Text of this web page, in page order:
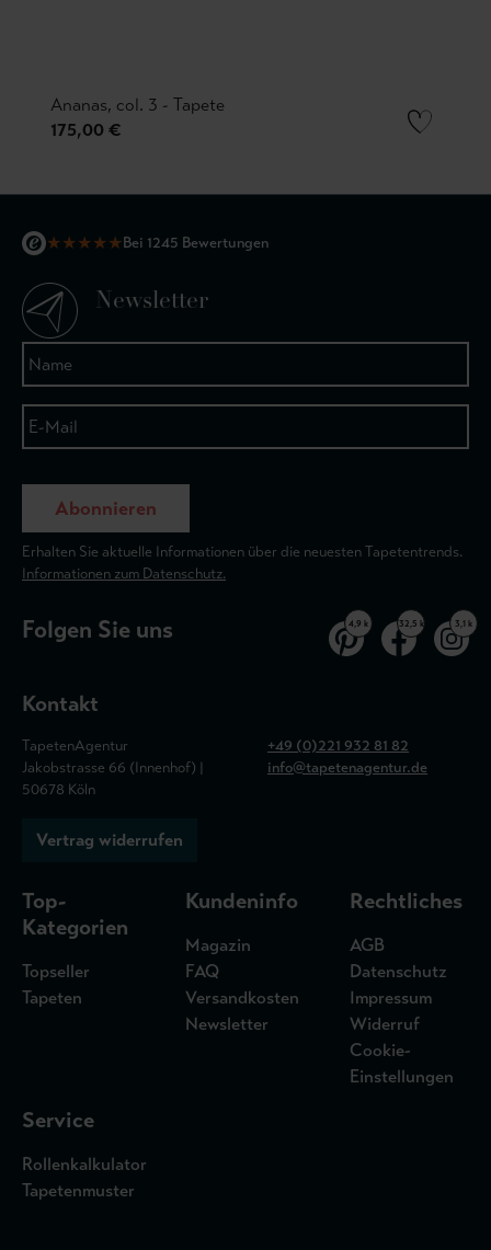
Ananas, col. 3 - Tapete
175,00 €
★★★★★Bei 1245 Bewertungen
Newsletter
Abonnieren
Erhalten Sie aktuelle Informationen über die neuesten Tapetentrends.
Informationen zum Datenschutz.
Folgen Sie uns 4,9 k 32,5 k 3,1 k
Kontakt
TapetenAgentur
Jakobstrasse 66 (Innenhof) |
50678 Köln
+49 (0)221 932 81 82
info@tapetenagentur.de
Vertrag widerrufen
Top-
Kategorien
Topseller
Tapeten
Kundeninfo
Magazin
FAQ
Versandkosten
Newsletter
Rechtliches
AGB
Datenschutz
Impressum
Widerruf
Cookie-
Einstellungen
Service
Rollenkalkulator
Tapetenmuster